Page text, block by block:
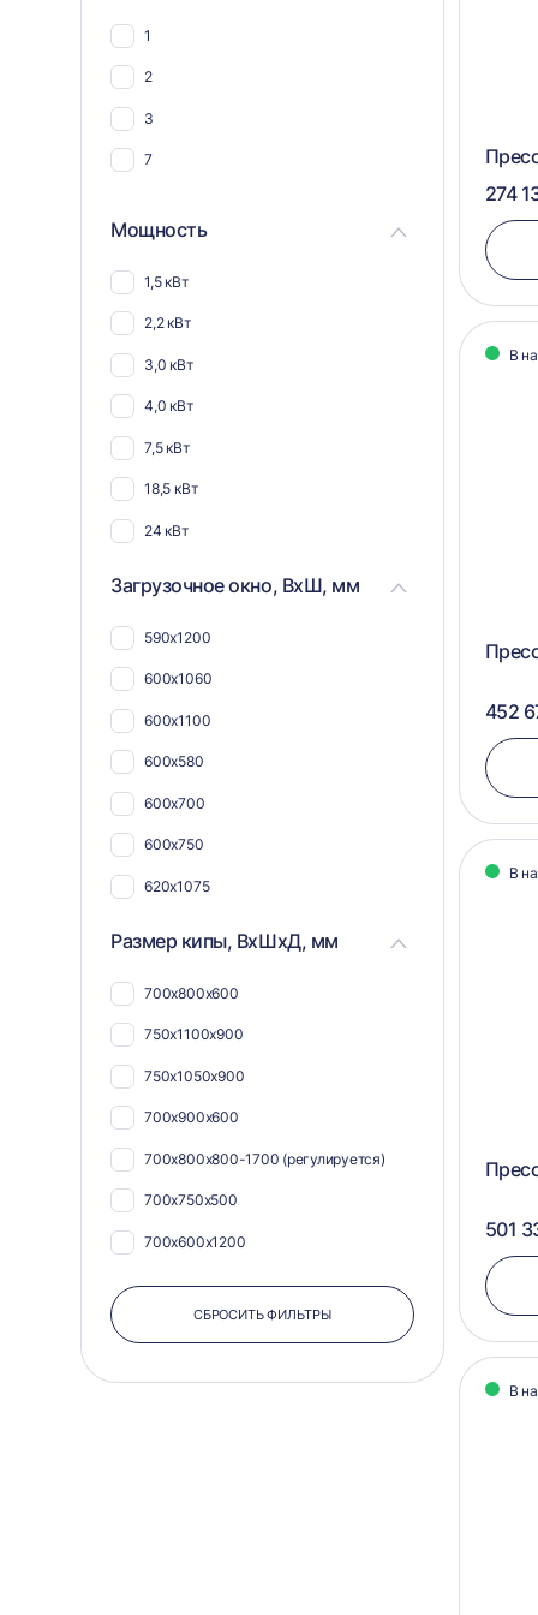
1
2
3
7
Мощность
1,5 кВт
2,2 кВт
3,0 кВт
4,0 кВт
7,5 кВт
18,5 кВт
24 кВт
Загрузочное окно, ВхШ, мм
590х1200
600х1060
600х1100
600х580
600х700
600х750
620х1075
500х840
500х900
Размер кипы, ВхШхД, мм
700х800х600
750х1100х900
750х1050х900
700х900х600
700х800х800-1700 (регулируется)
700х750х500
700х600х1200
700х1100х900
700х1050х800
СБРОСИТЬ ФИЛЬТРЫ
274
В
452
В
501
В